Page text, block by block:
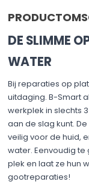
DE SLIMME
WATER
Bij reparaties op
uitdaging. B-Smart
werkplek in slechts
aan de slag kunt.
veilig voor de huid,
water. Eenvoudig
plek en laat ze hun
gootreparaties!